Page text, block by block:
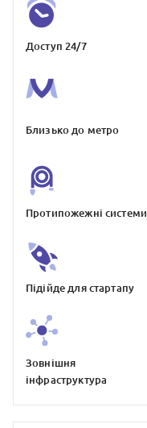
Доступ 24/7
Близько до метро
Протипожежнi системи
Пiдiйде для стартапу
Зовнiшня
iнфраструктура